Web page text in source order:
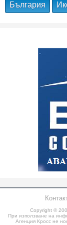
България
Copyright ©
При използване на
Агенция Кросс не